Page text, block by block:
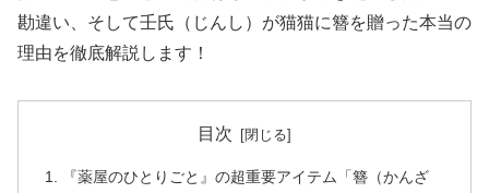
勘違い、そして壬氏（じんし）が猫猫に簪を贈った本当の
理由を徹底解説します！
目次
『薬屋のひとりごと』の超重要アイテム「簪（かんざ